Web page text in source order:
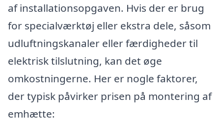
af installationsopgaven. Hvis der er brug
for specialværktøj eller ekstra dele, såsom
udluftningskanaler eller færdigheder til
elektrisk tilslutning, kan det øge
omkostningerne. Her er nogle faktorer,
der typisk påvirker prisen på montering af
emhætte: